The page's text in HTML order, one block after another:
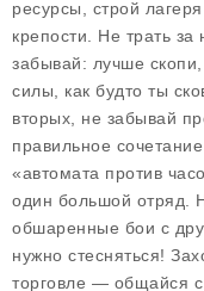
ресурсы, строй
крепости. Не трать за
забывай: лучше
силы, как будто ты
вторых, не забывай
правильное
«автомата против
один большой отряд.
обшаренные бои с
нужно стесняться!
торговле — общайся